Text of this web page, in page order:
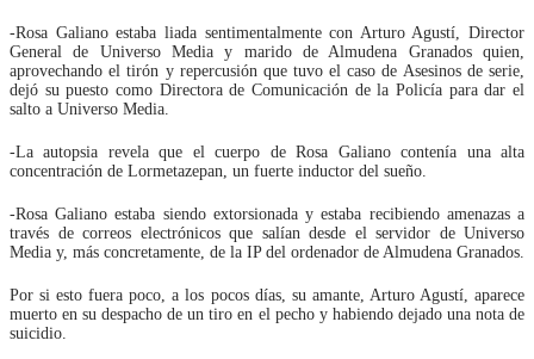
-Rosa Galiano estaba liada sentimentalmente con Arturo Agustí, Director
General de Universo Media y marido de Almudena Granados quien,
aprovechando el tirón y repercusión que tuvo el caso de Asesinos de serie,
dejó su puesto como Directora de Comunicación de la Policía para dar el
salto a Universo Media.
-La autopsia revela que el cuerpo de Rosa Galiano contenía una alta
concentración de Lormetazepan, un fuerte inductor del sueño.
-Rosa Galiano estaba siendo extorsionada y estaba recibiendo amenazas a
través de correos electrónicos que salían desde el servidor de Universo
Media y, más concretamente, de la IP del ordenador de Almudena Granados.
Por si esto fuera poco, a los pocos días, su amante, Arturo Agustí, aparece
muerto en su despacho de un tiro en el pecho y habiendo dejado una nota de
suicidio.